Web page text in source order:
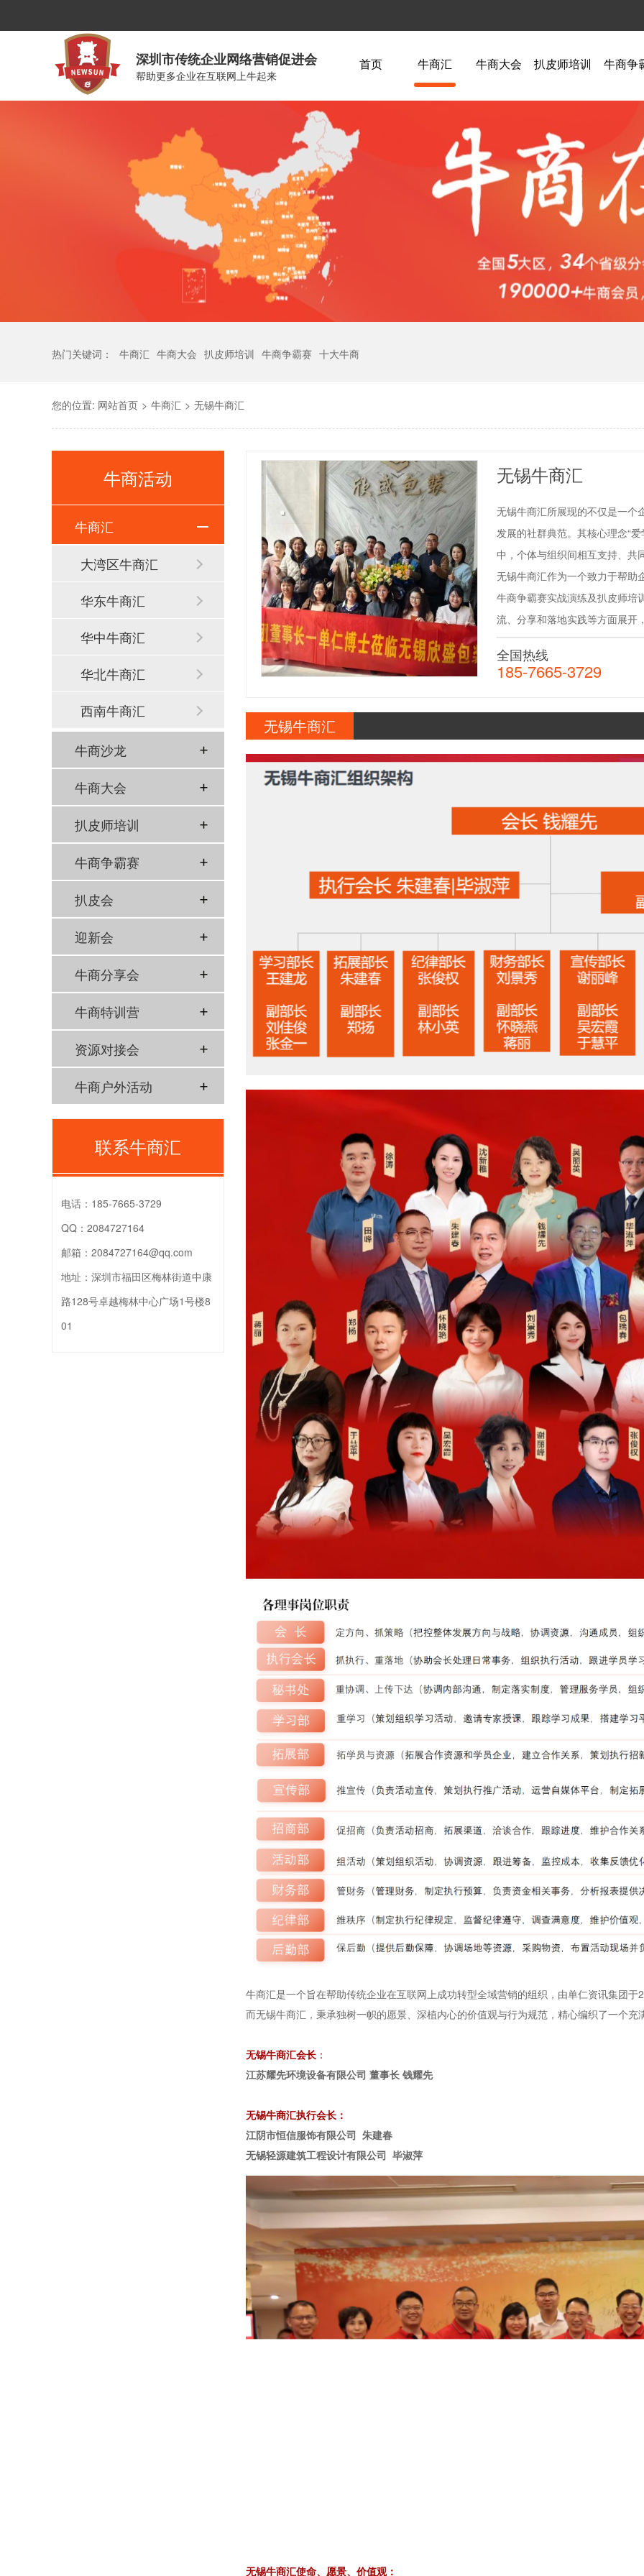
深圳市传统企业网络营销促进会
帮助更多企业在互联网上牛起来
首页 牛商汇 牛商大会 扒皮师培训 牛商争
热门关键词： 牛商汇 牛商大会 扒皮师培训 牛商争霸赛 十大牛商
您的位置: 网站首页 > 牛商汇 > 无锡牛商汇
无锡牛商汇
无锡牛商汇所展现的不仅是一个
发展的社群典范。其核心理念“
中，个体与组织间相互支持、共
无锡牛商汇作为一个致力于帮助
牛商争霸赛实战演练及扒皮师培
流、分享和落地实践等方面展开
全国热线
185-7665-3729
无锡牛商汇
牛商汇是一个旨在帮助传统企业在互联网上成功转型全域营销的组织，由单仁资讯集团于
而无锡牛商汇，秉承独树一帜的愿景、深植内心的价值观与行为规范，精心编织了一个
无锡牛商汇会长 ：
江苏耀先环境设备有限公司 董事长 钱耀先
无锡牛商汇执行会长：
江阴市恒信服饰有限公司 朱建春
无锡轻源建筑工程设计有限公司 毕淑萍
无锡牛商汇使命、愿景、价值观：
牛商活动
牛商汇
大湾区牛商汇
华东牛商汇
华中牛商汇
华北牛商汇
西南牛商汇
牛商沙龙
牛商大会
扒皮师培训
牛商争霸赛
扒皮会
迎新会
牛商分享会
牛商特训营
资源对接会
牛商户外活动
联系牛商汇
电话： 185-7665-3729
QQ： 2084727164
邮箱： 2084727164@qq.com
地址： 深圳市福田区梅林街道中康
路128号卓越梅林中心广场1号楼8
01